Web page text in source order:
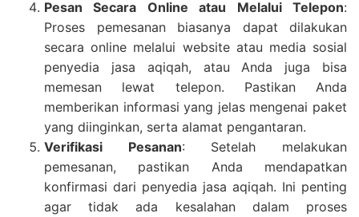
Pesan Secara Online atau Melalui Telepon:
Proses pemesanan biasanya dapat dilakukan
secara online melalui website atau media sosial
penyedia jasa aqiqah, atau Anda juga bisa
memesan lewat telepon. Pastikan Anda
memberikan informasi yang jelas mengenai paket
yang diinginkan, serta alamat pengantaran.
Verifikasi Pesanan: Setelah melakukan
pemesanan, pastikan Anda mendapatkan
konfirmasi dari penyedia jasa aqiqah. Ini penting
agar tidak ada kesalahan dalam proses